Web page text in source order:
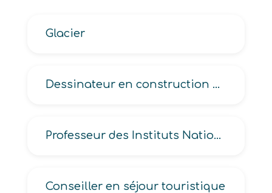
Glacier
Dessinateur en construction navale, en hydraulique et pneumatique, en installations industrielles, en machines spéciales
Professeur des Instituts Nationaux (de Jeunes Sourds -INJS- et de Jeunes Aveugles -INJA-)
Conseiller en séjour touristique